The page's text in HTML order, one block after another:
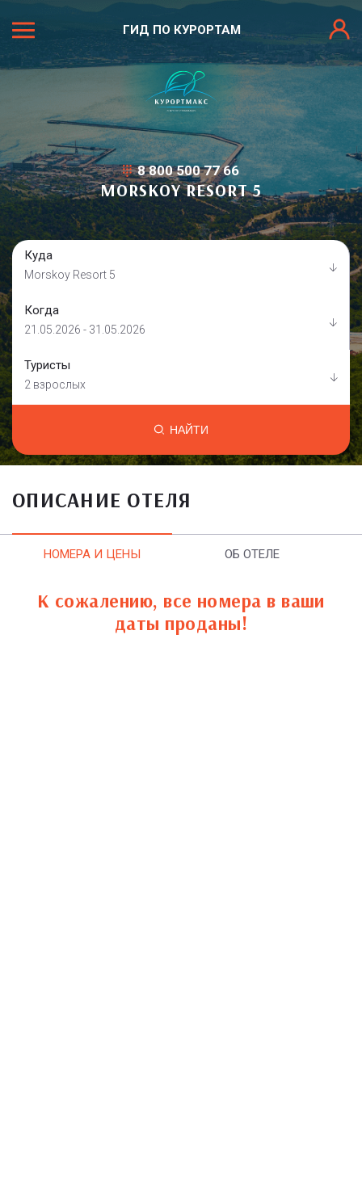
ГИД ПО КУРОРТАМ
8 800 500 77 66
MORSKOY RESORT 5
Куда
Morskoy Resort 5
Когда
21.05.2026 - 31.05.2026
Туристы
2 взрослых
НАЙТИ
ОПИСАНИЕ ОТЕЛЯ
НОМЕРА И ЦЕНЫ ОБ ОТЕЛЕ
К сожалению, все номера в ваши
даты проданы!